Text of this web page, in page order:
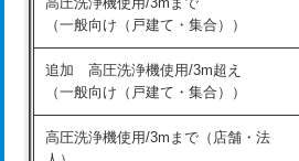
マス交換（深さ50㎝未満）
マス交換（深さ50㎝以上）
コンクリート斫り（厚さ10㎝まで）
持込商品取付（単水栓）
持込商品取付（混合水栓）
（一般向け（戸建て・集合））
追加 高圧洗浄機使用/3m超え
（一般向け（戸建て・集合））
高圧洗浄機使用/3mまで（店舗・法